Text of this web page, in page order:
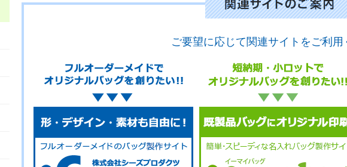
ご要望に応じて関連サイトをご利用